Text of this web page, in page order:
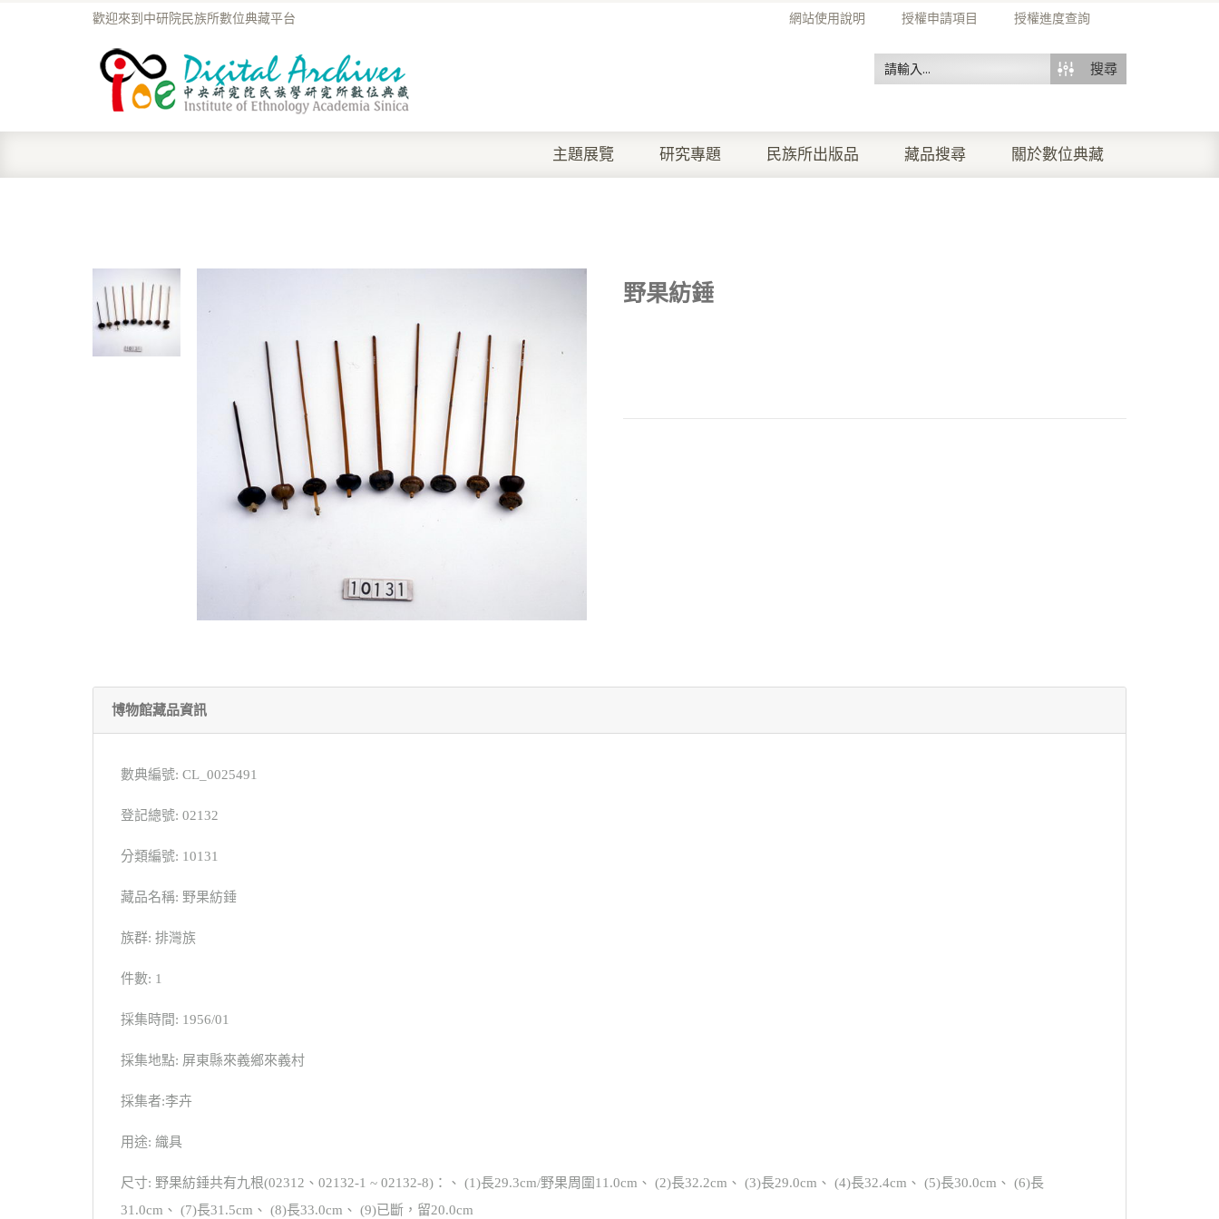
網站使用說明 授權申請項目 授權進度查詢
歡迎來到中研院民族所數位典藏平台
搜尋
主題展覽 研究專題 民族所出版品 藏品搜尋 關於數位典藏
野果紡錘
博物館藏品資訊
數典編號: CL_0025491
登記總號: 02132
分類編號: 10131
藏品名稱: 野果紡錘
族群: 排灣族
件數: 1
採集時間: 1956/01
採集地點: 屏東縣來義鄉來義村
採集者:李卉
用途: 織具
尺寸: 野果紡錘共有九根(02312、02132-1 ~ 02132-8)：、 (1)長29.3cm/野果周圍11.0cm、 (2)長32.2cm、 (3)長29.0cm、 (4)長32.4cm、 (5)長30.0cm、 (6)長
31.0cm、 (7)長31.5cm、 (8)長33.0cm、 (9)已斷，留20.0cm